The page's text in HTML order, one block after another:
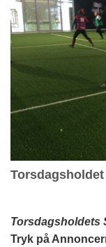
Torsdagsholdets
Tryk på